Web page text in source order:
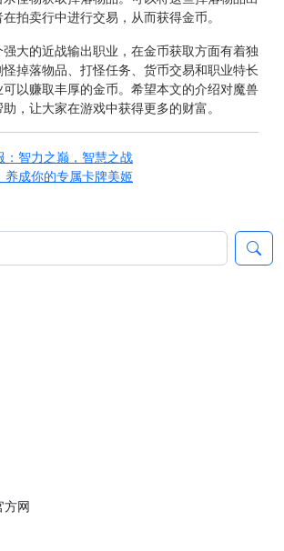
拍卖行中进行交易，从而获得金币。
大的近战输出职业，在金币获取方面有着独
掉落物品、打怪任务、货币交易和职业特长
以赚取丰厚的金币。希望本文的介绍对魔兽
，让大家在游戏中获得更多的财富。
：智力之巅，智慧之战
养成你的专属卡牌美姬
方网